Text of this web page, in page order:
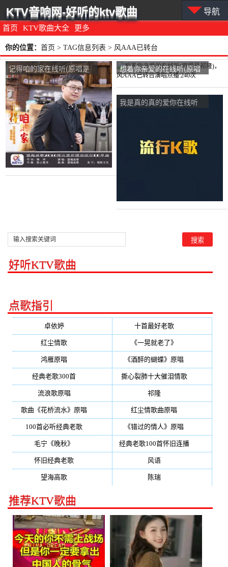
首页 KTV歌曲大全 更多
KTV音响网-好听的ktv歌曲 导航
你的位置： 首页 > TAG信息列表 > 风AAA已转台
记得咱的家在线听(原唱是
望海高歌)，风AAA已转台
演唱点播:231次
想着你亲爱的在线听(原唱
是祁隆)，风AAA已转台演
唱点播:240次
我是真的真的爱你在线听
好听KTV歌曲
点歌指引
卓依婷(350) 十首最好老歌(300)
红尘情歌 《一晃就老了》
鸿雁原唱 《酒醉的蝴蝶》原唱
经典老歌300首 撕心裂肺十大催泪情歌(195)
流浪歌原唱 祁隆(188)
歌曲《花桥流水》原唱 红尘情歌曲原唱
100首必听经典老歌 《错过的情人》原唱
毛宁《晚秋》 经典老歌100首怀旧连播(134)
怀旧经典老歌 风语(132)
望海高歌 陈瑞(128)
推荐KTV歌曲